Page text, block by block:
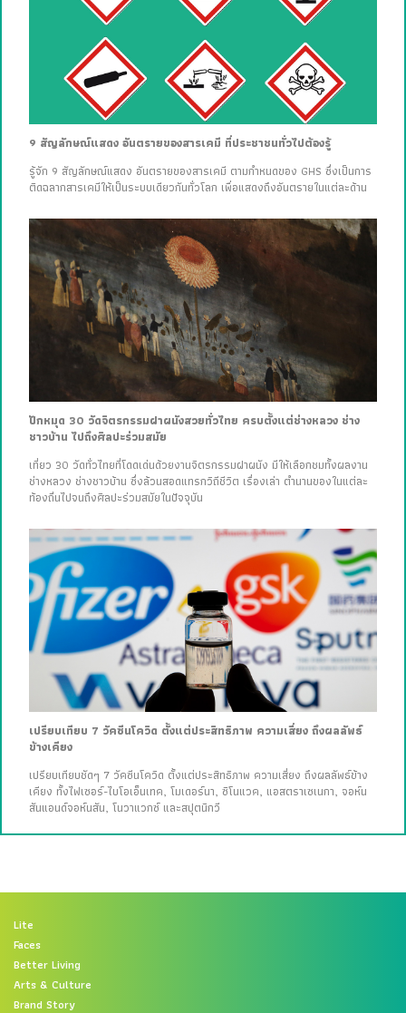
9 สัญลักษณ์แสดง อันตรายของสารเคมี ที่ประชาชนทั่วไปต้องรู้
รู้จัก 9 สัญลักษณ์แสดง อันตรายของสารเคมี ตามกำหนดของ GHS ซึ่งเป็นการ
ติดฉลากสารเคมีให้เป็นระบบเดียวกันทั่วโลก เพื่อแสดงถึงอันตรายในแต่ละด้าน
ปักหมุด 30 วัดจิตรกรรมฝาผนังสวยทั่วไทย ครบตั้งแต่ช่างหลวง ช่าง
ชาวบ้าน ไปถึงศิลปะร่วมสมัย
เที่ยว 30 วัดทั่วไทยที่โดดเด่นด้วยงานจิตรกรรมฝาผนัง มีให้เลือกชมทั้งผลงาน
ช่างหลวง ช่างชาวบ้าน ซึ่งล้วนสอดแทรกวิถีชีวิต เรื่องเล่า ตำนานของในแต่ละ
ท้องถิ่นไปจนถึงศิลปะร่วมสมัยในปัจจุบัน
เปรียบเทียบ 7 วัคซีนโควิด ตั้งแต่ประสิทธิภาพ ความเสี่ยง ถึงผลลัพธ์
ข้างเคียง
เปรียบเทียบชัดๆ 7 วัคซีนโควิด ตั้งแต่ประสิทธิภาพ ความเสี่ยง ถึงผลลัพธ์ข้าง
เคียง ทั้งไฟเซอร์-ไบโอเอ็นเทค, โมเดอร์นา, ซิโนแวค, แอสตราเซเนกา, จอห์น
สันแอนด์จอห์นสัน, โนวาแวกซ์ และสปุตนิกวี
Lite
Faces
Better Living
Arts & Culture
Brand Story